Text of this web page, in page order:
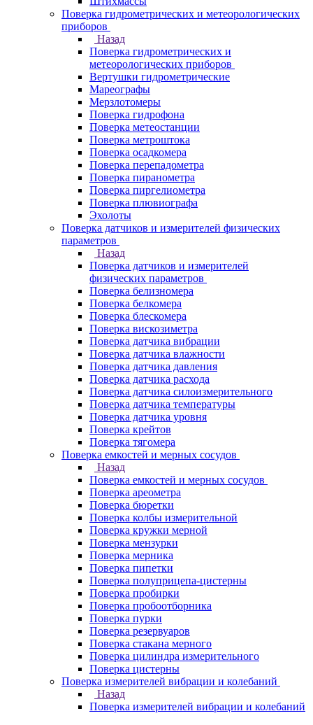
Поверка гидрометрических и метеорологических
приборов
Назад
Поверка гидрометрических и
метеорологических приборов
Вертушки гидрометрические
Мареографы
Мерзлотомеры
Поверка гидрофона
Поверка метеостанции
Поверка метроштока
Поверка осадкомера
Поверка перепадометра
Поверка пиранометра
Поверка пиргелиометра
Поверка плювиографа
Эхолоты
Поверка датчиков и измерителей физических
параметров
Назад
Поверка датчиков и измерителей
физических параметров
Поверка белизномера
Поверка белкомера
Поверка блескомера
Поверка вискозиметра
Поверка датчика вибрации
Поверка датчика влажности
Поверка датчика давления
Поверка датчика расхода
Поверка датчика силоизмерительного
Поверка датчика температуры
Поверка датчика уровня
Поверка крейтов
Поверка тягомера
Поверка емкостей и мерных сосудов
Назад
Поверка емкостей и мерных сосудов
Поверка ареометра
Поверка бюретки
Поверка колбы измерительной
Поверка кружки мерной
Поверка мензурки
Поверка мерника
Поверка пипетки
Поверка полуприцепа-цистерны
Поверка пробирки
Поверка пробоотборника
Поверка пурки
Поверка резервуаров
Поверка стакана мерного
Поверка цилиндра измерительного
Поверка цистерны
Поверка измерителей вибрации и колебаний
Назад
Поверка измерителей вибрации и колебаний